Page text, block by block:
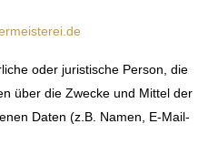
oder juristische Person, die
über die Zwecke und Mittel der
Daten (z.B. Namen, E-Mail-